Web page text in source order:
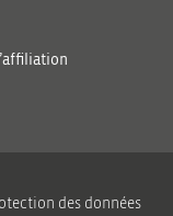
des données